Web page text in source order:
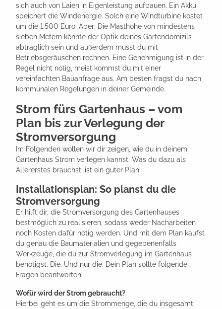
sich auch von Laien in Eigenleistung aufbauen. Ein Akku
speichert die Windenergie. Solch eine Windturbine kostet
um die 1.500 Euro. Aber: Die Masthöhe von mindestens
sieben Metern könnte der Optik deines Gartendomizils
abträglich sein und außerdem musst du mit
Betriebsgeräuschen rechnen. Eine Genehmigung ist in der
Regel nicht nötig, meist kommst du mit einer
vereinfachten Bauanfrage aus. Am besten fragst du nach
kommunalen Regelungen in deiner Gemeinde.
Strom fürs Gartenhaus – vom
Plan bis zur Verlegung der
Stromversorgung
Im Folgenden wollen wir dir zeigen, wie du in deinem
Gartenhaus Strom verlegen kannst. Was du dazu als
Allererstes brauchst, ist ein guter Plan.
Installationsplan: So planst du die
Stromversorgung
Er hilft dir, die Stromversorgung des Gartenhauses
bestmöglich zu realisieren, sodass weder Nacharbeiten
noch Kosten dafür nötig werden. Und mit dem Plan kaufst
du genau die Baumaterialien und gegebenenfalls
Werkzeuge, die du zur Stromverlegung im Gartenhaus
benötigst. Die. Und nur die. Dein Plan sollte folgende
Fragen beantworten:
Wofür wird der Strom gebraucht?
Hierbei geht es um die Strommenge, die du insgesamt